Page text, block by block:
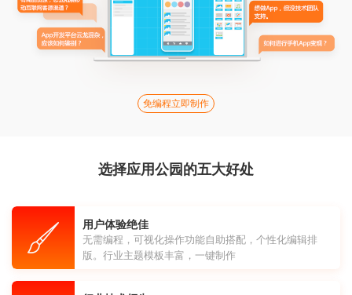
免编程立即制作
选择应用公园的五大好处
用户体验绝佳
无需编程，可视化操作功能自助搭配，个性化编辑排
版。行业主题模板丰富，一键制作